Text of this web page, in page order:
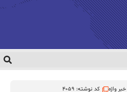
خبر واژه کد نوشته: 4059